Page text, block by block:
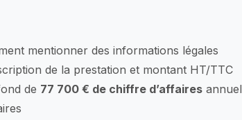
mentionner des informations légales
de la prestation et montant HT/TTC
de 77 700 € de chiffre d’affaires annuel